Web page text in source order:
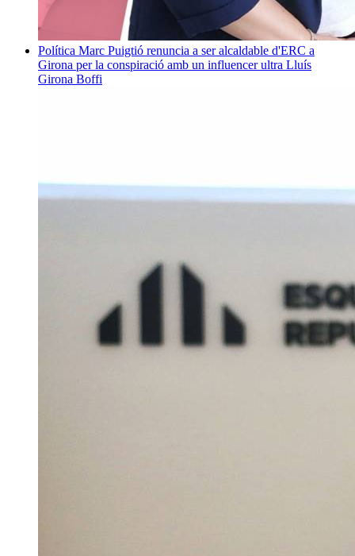
Política Marc Puigtió renuncia a ser alcaldable d'ERC a
Girona per la conspiració amb un influencer ultra Lluís
Girona Boffi